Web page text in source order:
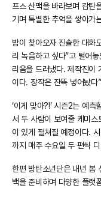
프스 산맥을 바라보며 감탄
기며 특별한 추억을 쌓아가
밤이 찾아오자 진솔한 대화
리 녹음하고 싶다”고 털어
리움을 드러냈다. 제작진이
이다. 장작은 잔뜩 넣어놨
‘이게 맞아?!’ 시즌2는 예
서 두 사람이 보여줄 케미
이 있게 펼쳐질 예정이다.
까지 매주 수요일 두 편씩
한편 방탄소년단은 내년 봄
백을 준비하며 다양한 플랫